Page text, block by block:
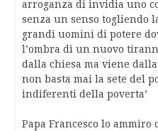
arroganza di invidia uno
senza un senso togliendo
grandi uomini di potere
l’ombra di un nuovo
dalla chiesa ma viene
non basta mai la sete del
indiferenti della poverta’
Papa Francesco lo ammiro